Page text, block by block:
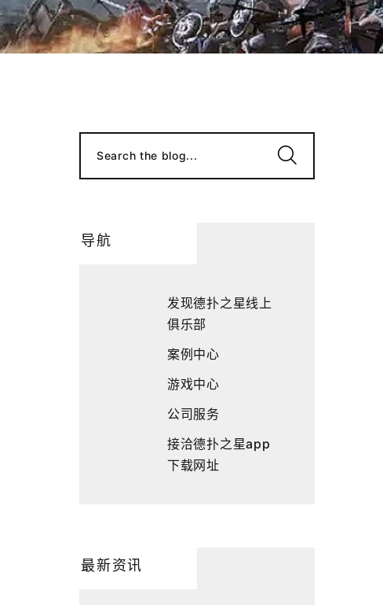
Search the blog...
导航
发现德扑之星线上
俱乐部
案例中心
游戏中心
公司服务
接洽德扑之星app
下载网址
最新资讯